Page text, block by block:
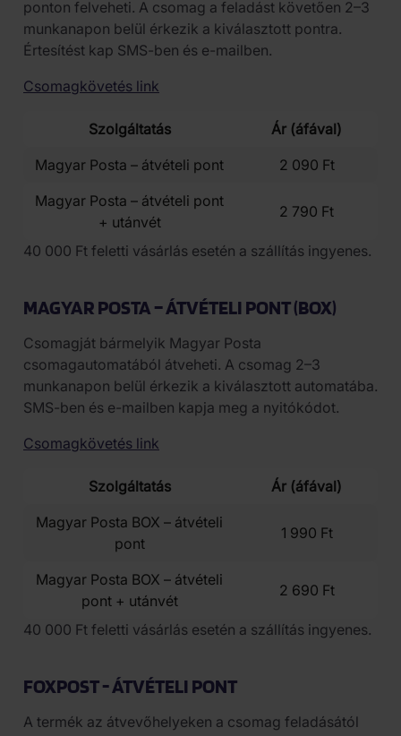
ponton felveheti. A csomag a feladást követően 2–3
munkanapon belül érkezik a kiválasztott pontra.
Értesítést kap SMS-ben és e-mailben.
Csomagkövetés link
Szolgáltatás
Ár (áfával)
Magyar Posta – átvételi pont
2 090 Ft
Magyar Posta – átvételi pont
+ utánvét
2 790 Ft
40 000 Ft feletti vásárlás esetén a szállítás ingyenes.
MAGYAR POSTA – ÁTVÉTELI PONT (BOX)
Csomagját bármelyik Magyar Posta
csomagautomatából átveheti. A csomag 2–3
munkanapon belül érkezik a kiválasztott automatába.
SMS-ben és e-mailben kapja meg a nyitókódot.
Csomagkövetés link
Szolgáltatás
Ár (áfával)
Magyar Posta BOX – átvételi
pont
1 990 Ft
Magyar Posta BOX – átvételi
pont + utánvét
2 690 Ft
40 000 Ft feletti vásárlás esetén a szállítás ingyenes.
FOXPOST - ÁTVÉTELI PONT
A termék az átvevőhelyeken a csomag feladásától